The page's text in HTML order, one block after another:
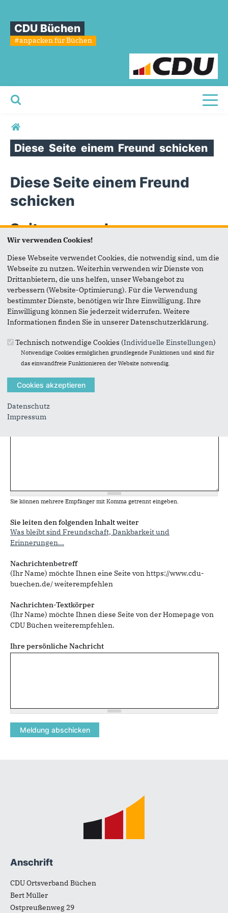
CDU Büchen
#anpacken für Büchen
Sie sind hier
Diese Seite einem Freund schicken
Diese Seite einem Freund
schicken
Seite versenden
Vielen Dank, dass Sie die Inhalte unserer Homepage
weiterempfehlen.
Anmerkung: Ihre E-Mail-Adresse wird benötigt um die
Personen, denen Sie die Seite weiterempfehlen, zu
informieren, von wem die Empfehlung kommt, und dass es
kein Spam ist.
Eigene E-Mail-Adresse*
Eigener Name*
Sie können mehrere Empfänger mit Komma getrennt eingeben.
Sie leiten den folgenden Inhalt weiter
Was bleibt sind Freundschaft, Dankbarkeit und
Erinnerungen...
Nachrichtenbetreff
(Ihr Name) möchte Ihnen eine Seite von https://www.cdu-
buechen.de/ weiterempfehlen
Nachrichten-Textkörper
(Ihr Name) möchte Ihnen diese Seite von der Homepage von
CDU Büchen weiterempfehlen.
Ihre persönliche Nachricht
Anschrift
CDU Ortsverband Büchen
Bert Müller
Ostpreußenweg 29
Wir verwenden Cookies!
Diese Webseite verwendet Cookies, die notwendig sind, um die
Webseite zu nutzen. Weiterhin verwenden wir Dienste von
Drittanbietern, die uns helfen, unser Webangebot zu
verbessern (Website-Optimierung). Für die Verwendung
bestimmter Dienste, benötigen wir Ihre Einwilligung. Ihre
Einwilligung können Sie jederzeit widerrufen. Weitere
Informationen finden Sie in unserer Datenschutzerklärung.
Technisch notwendige Cookies (Individuelle Einstellungen)
Notwendige Cookies ermöglichen grundlegende Funktionen und sind für
das einwandfreie Funktionieren der Website notwendig.
Datenschutz
Impressum